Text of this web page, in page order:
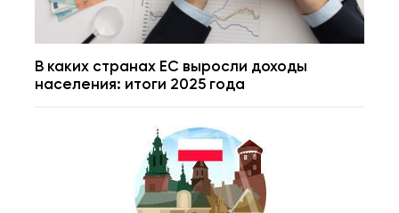
В каких странах ЕС выросли доходы
населения: итоги 2025 года